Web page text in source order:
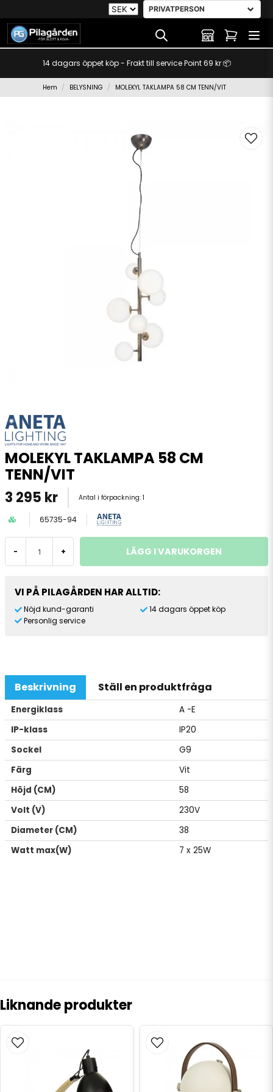
14 dagars öppet köp - Frakt till service Point 69 kr 📦
Hem BELYSNING MOLEKYL TAKLAMPA 58 CM TENN/VIT
MOLEKYL TAKLAMPA 58 CM
TENN/VIT
3 295 kr Antal i förpackning: 1
65735-94
- + LÄGG I VARUKORGEN
VI PÅ PILAGÅRDEN HAR ALLTID:
Nöjd kund-garanti
Personlig service
14 dagars öppet köp
Beskrivning Ställ en produktfråga
Energiklass
A -E
IP-klass
IP20
Sockel
G9
Färg
Vit
Höjd (CM)
58
Volt (V)
230V
Diameter (CM)
38
Watt max(W)
7 x 25W
Liknande produkter